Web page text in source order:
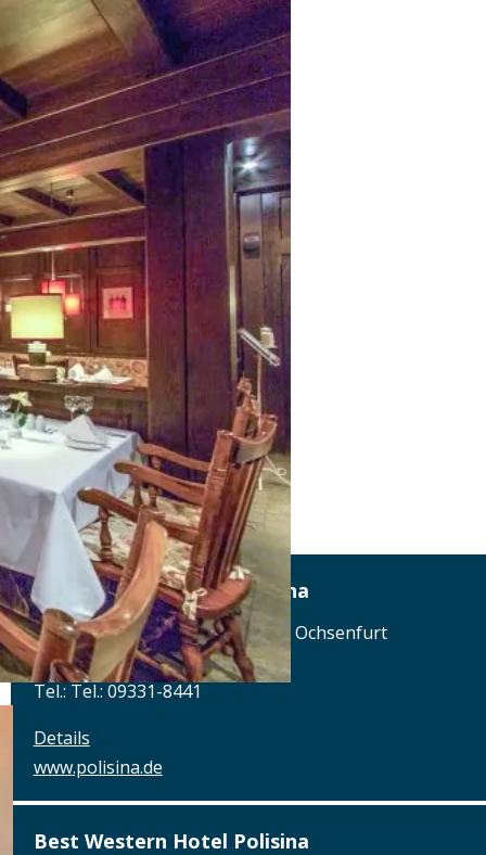
Best Western Hotel Polisina
Marktbreiter Straße 265, 97199 Ochsenfurt
Tel.: Tel.: 09331-8441
Details
www.polisina.de
Best Western Hotel Polisina